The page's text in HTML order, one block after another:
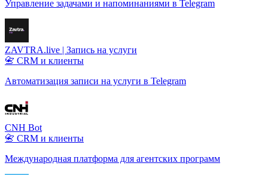
Управление задачами и напоминаниями в Telegram
ZAVTRA.live | Запись на услуги
📇 CRM и клиенты
Автоматизация записи на услуги в Telegram
CNH Bot
📇 CRM и клиенты
Международная платформа для агентских программ